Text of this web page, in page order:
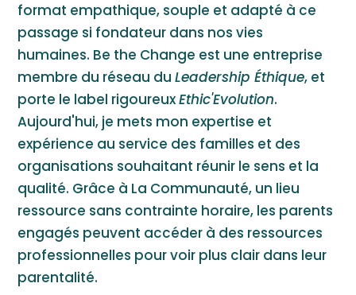
format empathique, souple et adapté à ce
passage si fondateur dans nos vies
humaines. Be the Change est une entreprise
membre du réseau duLeadership Éthique, et
porte le label rigoureuxEthic'Evolution.
Aujourd'hui, je mets mon expertise et
expérience au service des familles et des
organisations souhaitant réunir le sens et la
qualité. Grâce à La Communauté, un lieu
ressource sans contrainte horaire, les parents
engagés peuvent accéder à des ressources
professionnelles pour voir plus clair dans leur
parentalité.